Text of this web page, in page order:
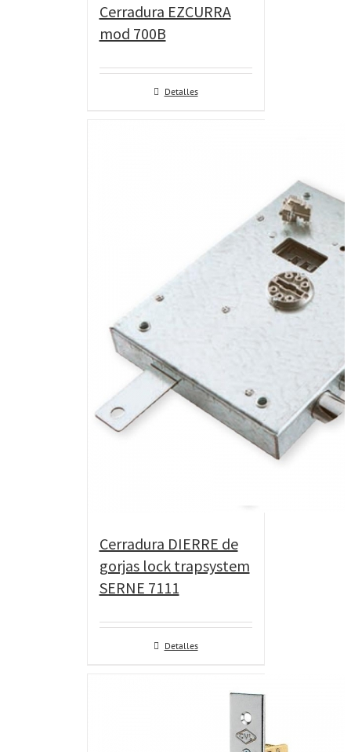
Cerradura EZCURRA
mod 700B
Detalles
Cerradura DIERRE de
gorjas lock trapsystem
SERNE 7111
Detalles